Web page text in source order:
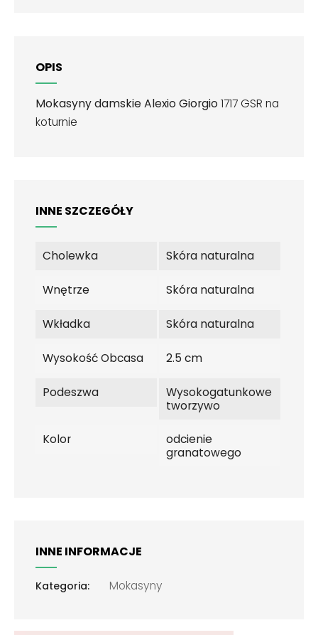
OPIS
Mokasyny damskie Alexio Giorgio 1717 GSR na
koturnie
INNE SZCZEGÓŁY
Cholewka Skóra naturalna
Wnętrze Skóra naturalna
Wkładka Skóra naturalna
Wysokość Obcasa 2.5 cm
Podeszwa
Wysokogatunkowe
tworzywo
Kolor
odcienie
granatowego
INNE INFORMACJE
Kategoria: Mokasyny